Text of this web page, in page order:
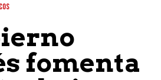
fomenta